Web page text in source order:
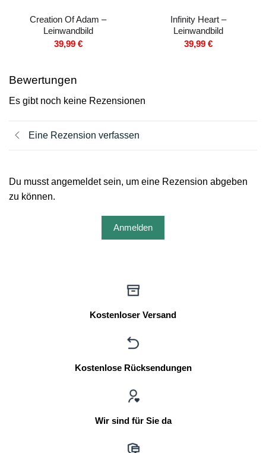
Creation Of Adam –
Leinwandbild
39,99 €
Infinity Heart –
Leinwandbild
39,99 €
Bewertungen
Es gibt noch keine Rezensionen
Eine Rezension verfassen
Du musst angemeldet sein, um eine Rezension abgeben
zu können.
Anmelden
Kostenloser Versand
Kostenlose Rücksendungen
Wir sind für Sie da